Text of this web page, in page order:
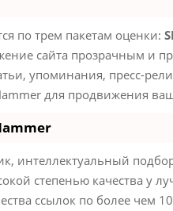
по трем пакетам оценки:
сайта прозрачным и
упоминания, пресс-
для продвижения
интеллектуальный
степенью качества у
ссылок по более чем